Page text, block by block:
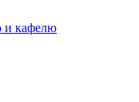
и кафелю